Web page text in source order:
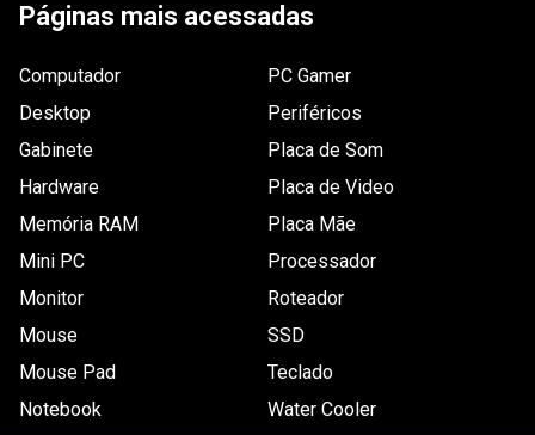
Páginas mais acessadas
Computador
Desktop
Gabinete
Hardware
Memória RAM
Mini PC
Monitor
Mouse
Mouse Pad
Notebook
PC Gamer
Periféricos
Placa de Som
Placa de Video
Placa Mãe
Processador
Roteador
SSD
Teclado
Water Cooler